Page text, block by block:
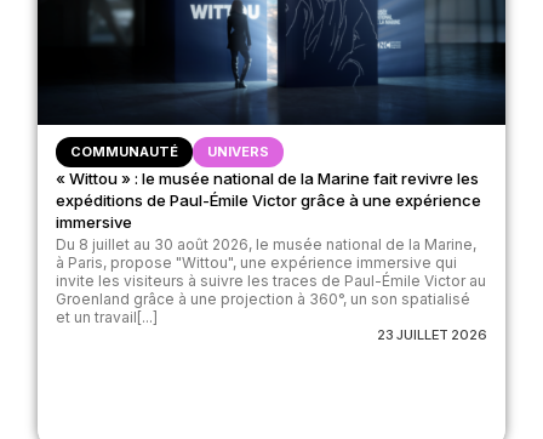
COMMUNAUTÉ UNIVERS
« Wittou » : le musée national de la Marine fait revivre les
expéditions de Paul-Émile Victor grâce à une expérience
immersive
Du 8 juillet au 30 août 2026, le musée national de la Marine,
à Paris, propose "Wittou", une expérience immersive qui
invite les visiteurs à suivre les traces de Paul-Émile Victor au
Groenland grâce à une projection à 360°, un son spatialisé
et un travail[...]
23 JUILLET 2026